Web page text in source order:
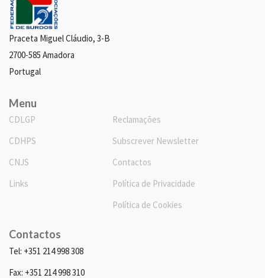
Praceta Miguel Cláudio, 3-B
2700-585 Amadora
Portugal
Menu
CDLGP
CDHPS
CNJS
Links
Reclamações
Subscrever Newsletter
Contactos
Política de Privacidade
Política de Cookies
Contactos
Tel: +351 214 998 308
Fax: +351 214 998 310